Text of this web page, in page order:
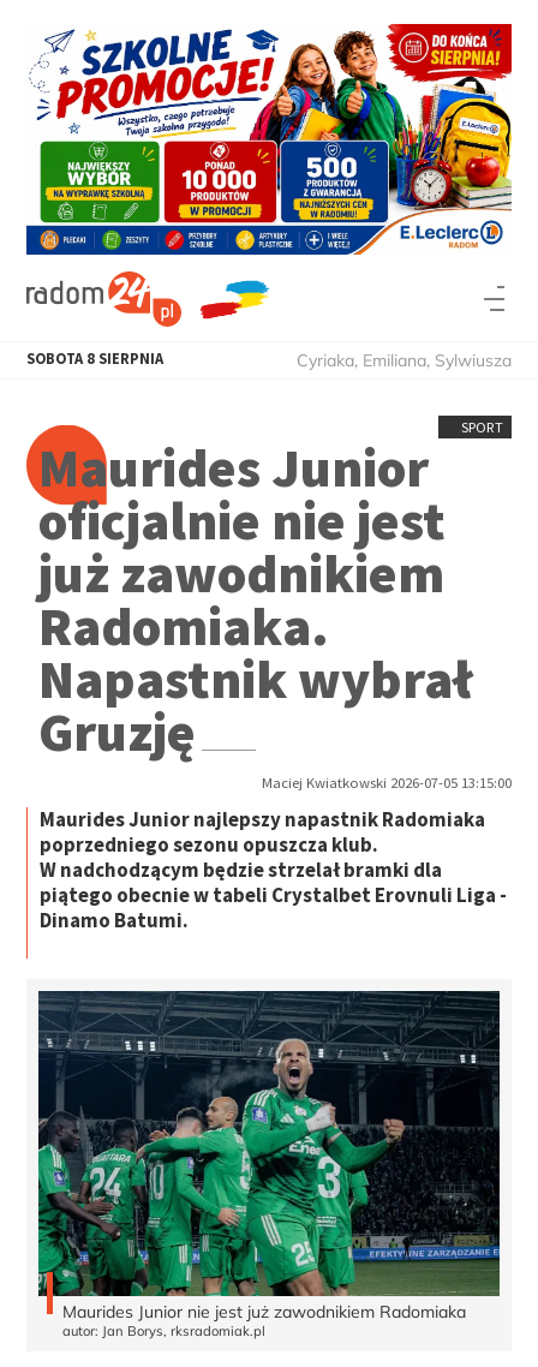
SOBOTA 8 SIERPNIA Cyriaka, Emiliana, Sylwiusza
SPORT
Maurides Junior
oficjalnie nie jest
już zawodnikiem
Radomiaka.
Napastnik wybrał
Gruzję
Maciej Kwiatkowski 2026-07-05 13:15:00
Maurides Junior najlepszy napastnik Radomiaka
poprzedniego sezonu opuszcza klub.
W nadchodzącym będzie strzelał bramki dla
piątego obecnie w tabeli Crystalbet Erovnuli Liga -
Dinamo Batumi.
Maurides Junior nie jest już zawodnikiem Radomiaka
autor: Jan Borys, rksradomiak.pl